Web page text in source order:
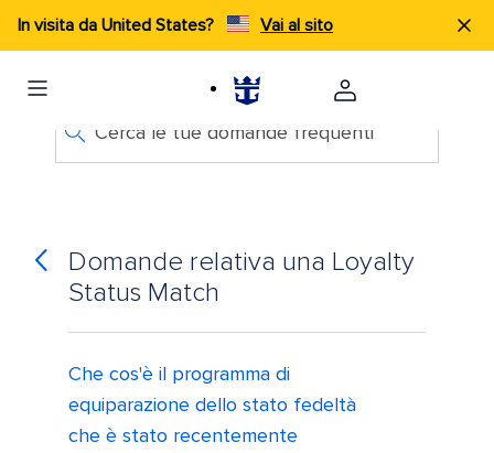
In visita da United States? Vai al sito
Cerca le tue domande frequenti
Domande relativa una Loyalty
Status Match
Che cos'è il programma di
equiparazione dello stato fedeltà
che è stato recentemente